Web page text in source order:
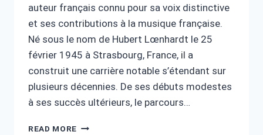
auteur français connu pour sa voix distinctive
et ses contributions à la musique française.
Né sous le nom de Hubert Lœnhardt le 25
février 1945 à Strasbourg, France, il a
construit une carrière notable s’étendant sur
plusieurs décennies. De ses débuts modestes
à ses succès ultérieurs, le parcours…
READ MORE HERBERT